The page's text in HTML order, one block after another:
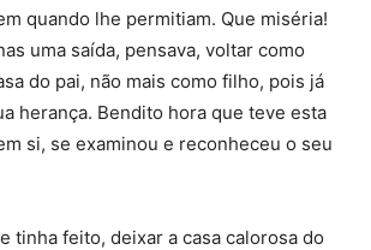
quando lhe permitiam. Que miséria!
uma saída, pensava, voltar como
do pai, não mais como filho, pois já
herança. Bendito hora que teve esta
si, se examinou e reconheceu o seu
tinha feito, deixar a casa calorosa do